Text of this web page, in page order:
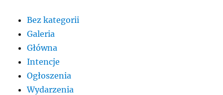
Bez kategorii
Galeria
Główna
Intencje
Ogłoszenia
Wydarzenia